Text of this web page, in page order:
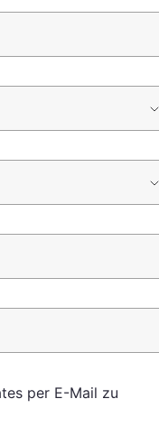
per E-Mail zu